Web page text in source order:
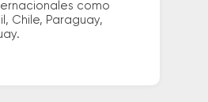
como
Chile, Paraguay,